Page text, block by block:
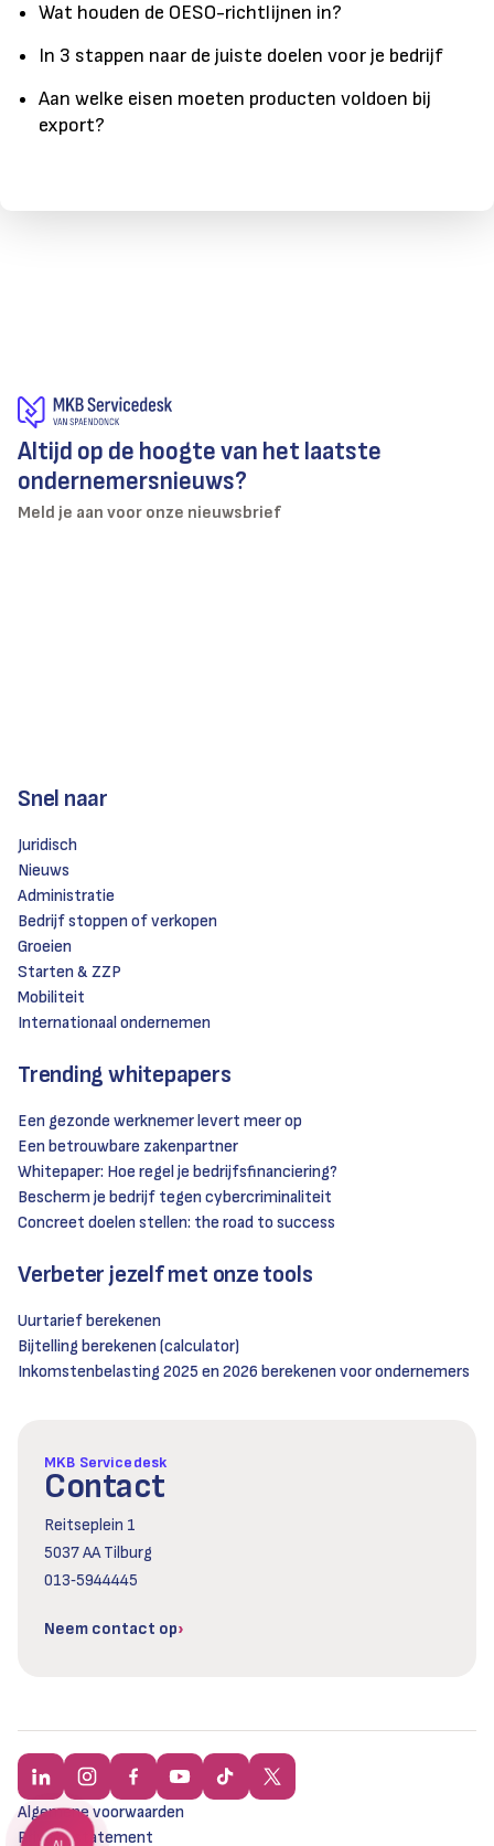
Wat houden de OESO-richtlijnen in?
In 3 stappen naar de juiste doelen voor je bedrijf
Aan welke eisen moeten producten voldoen bij
export?
Altijd op de hoogte van het laatste
ondernemersnieuws?
Meld je aan voor onze nieuwsbrief
Snel naar
Juridisch
Nieuws
Administratie
Bedrijf stoppen of verkopen
Groeien
Starten & ZZP
Mobiliteit
Internationaal ondernemen
Trending whitepapers
Een gezonde werknemer levert meer op
Een betrouwbare zakenpartner
Whitepaper: Hoe regel je bedrijfsfinanciering?
Bescherm je bedrijf tegen cybercriminaliteit
Concreet doelen stellen: the road to success
Verbeter jezelf met onze tools
Uurtarief berekenen
Bijtelling berekenen (calculator)
Inkomstenbelasting 2025 en 2026 berekenen voor ondernemers
MKB Servicedesk
Contact
Reitseplein 1
5037 AA Tilburg
013‑5944445
Neem contact op
Algemene voorwaarden
Privacy statement